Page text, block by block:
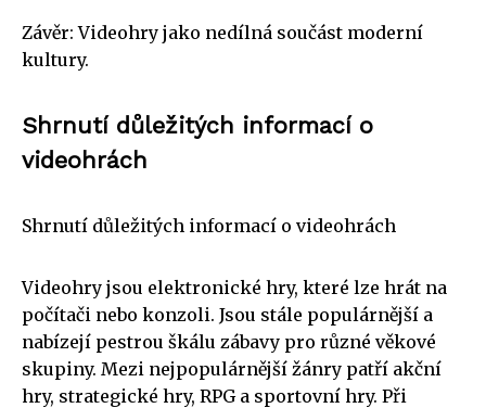
Závěr: Videohry jako nedílná součást moderní
kultury.
Shrnutí důležitých informací o
videohrách
Shrnutí důležitých informací o videohrách
Videohry jsou elektronické hry, které lze hrát na
počítači nebo konzoli. Jsou stále populárnější a
nabízejí pestrou škálu zábavy pro různé věkové
skupiny. Mezi nejpopulárnější žánry patří akční
hry, strategické hry, RPG a sportovní hry. Při